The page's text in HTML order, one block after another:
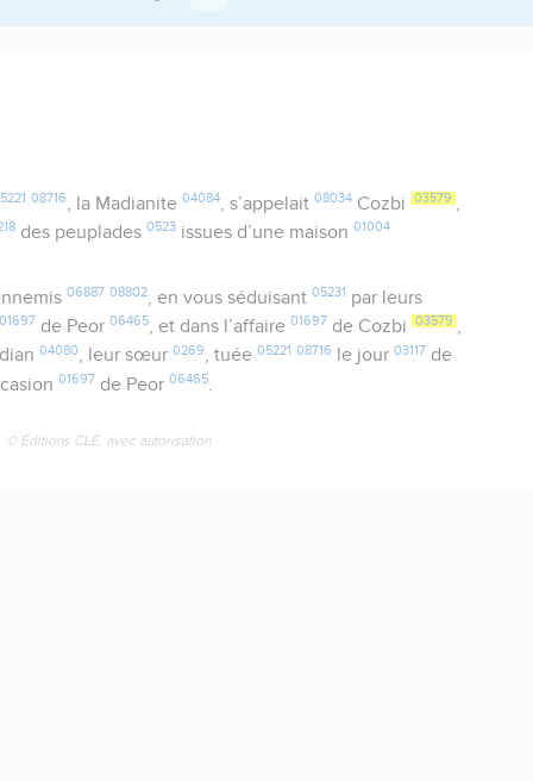
08716 , la Madianite 04084, s’appelait 08034Cozbi 03579 ,
des peuplades0523 issues d’une maison01004
06887 08802, en vous séduisant 05231
par leurs
01697 de Peor06465, et dans l’affaire01697 de Cozbi 03579 ,
04080, leur sœur0269, tuée05221 08716 le jour03117 de
01697 de Peor06465
© Éditions CLÉ, avec autorisation